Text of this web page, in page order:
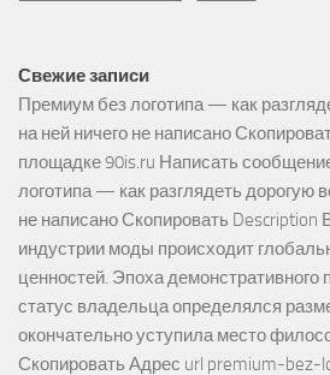
Свежие записи
Премиум без логотипа — как
на ней ничего не написано
площадке 90is.ru Написать
логотипа — как разглядеть дорогую
не написано Скопировать Description
индустрии моды происходит
ценностей. Эпоха демонстративного
статус владельца определялся
окончательно уступила место
Скопировать Адрес url premium-bez-